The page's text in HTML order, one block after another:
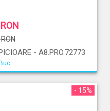
- A8.PRO.72773
- 15%